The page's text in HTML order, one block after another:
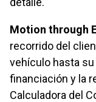
Motion through
recorrido del
vehículo hasta su
financiación y la
Calculadora del